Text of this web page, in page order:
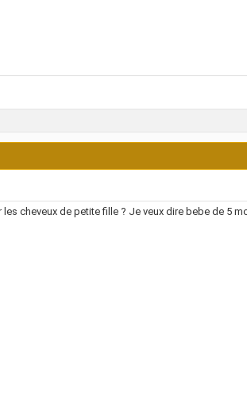
cheveux de petite fille ? Je veux dire bebe de 5